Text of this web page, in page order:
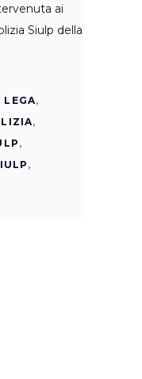
ai
Siulp della
LEGA,
,
,
,